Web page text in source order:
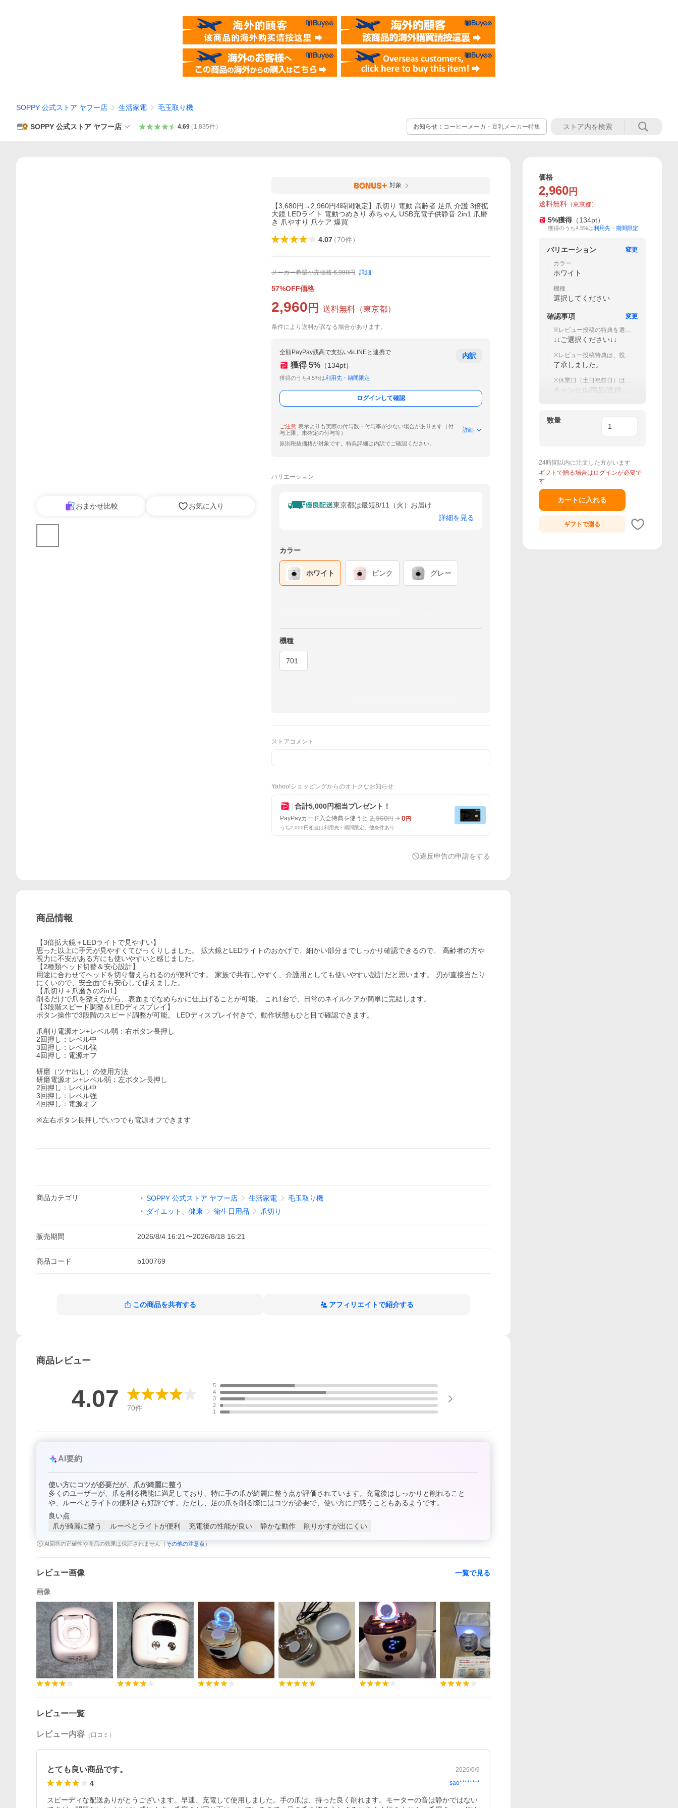
SOPPY 公式ストア ヤフー店 生活家電 毛玉取り機
SOPPY 公式ストア ヤフー店 4.69（ 1,835件） お知らせ： コーヒーメーカ・豆乳メーカー特集
おまかせ比較 お気に入り
対象
【3,680円→2,960円4時間限定】爪切り 電動 高齢者 足爪 介護 3倍拡
大鏡 LEDライト 電動つめきり 赤ちゃん USB充電子供静音 2in1 爪磨
き 爪やすり 爪ケア 爆買
4.07（70件）
メーカー希望小売価格 6,980円 詳細
57%OFF価格
2,960 円 送料無料 （東京都）
条件により送料が異なる場合があります。
全額PayPay残高で支払い&LINEと連携で
獲得 5% （134pt）
獲得のうち4.5%は利用先・期間限定
内訳
ログインして確認
ご注意 表示よりも実際の付与数・付与率が少ない場合があります（付
与上限、未確定の付与等）
詳細
原則税抜価格が対象です。特典詳細は内訳でご確認ください。
バリエーション
東京都は最短8/11（火）お届け
詳細を見る
カラー
ホワイト ピンク グレー
機種
701
ストアコメント
Yahoo!ショッピングからのオトクなお知らせ
合計5,000円相当プレゼント！
PayPayカード入会特典を使うと 2,960円 0円
うち2,000円相当は利用先・期間限定。他条件あり
違反申告の申請をする
商品情報
【3倍拡大鏡＋LEDライトで見やすい】
思った以上に手元が見やすくてびっくりしました。 拡大鏡とLEDライトのおかげで、細かい部分までしっかり確認できるので、 高齢者の方や
視力に不安がある方にも使いやすいと感じました。
【2種類ヘッド切替＆安心設計】
用途に合わせてヘッドを切り替えられるのが便利です。 家族で共有しやすく、介護用としても使いやすい設計だと思います。 刃が直接当たり
にくいので、安全面でも安心して使えました。
【爪切り＋爪磨きの2in1】
削るだけで爪を整えながら、表面までなめらかに仕上げることが可能。 これ1台で、日常のネイルケアが簡単に完結します。
【3段階スピード調整＆LEDディスプレイ】
ボタン操作で3段階のスピード調整が可能。 LEDディスプレイ付きで、動作状態もひと目で確認できます。
爪削り電源オン+レベル弱：右ボタン長押し
2回押し：レベル中
3回押し：レベル強
4回押し：電源オフ
研磨（ツヤ出し）の使用方法
研磨電源オン+レベル弱：左ボタン長押し
2回押し：レベル中
3回押し：レベル強
4回押し：電源オフ
※左右ボタン長押しでいつでも電源オフできます
商品カテゴリ SOPPY 公式ストア ヤフー店 生活家電
毛玉取り機
ダイエット、健康
衛生日用品 爪切り
販売期間 2026/8/4 16:21 〜2026/8/18 16:21
商品コード b100769
この商品を共有する アフィリエイトで紹介する
商品レビュー
4.07 70件
5
4
3
2
1
AI要約
使い方にコツが必要だが、爪が綺麗に整う
多くのユーザーが、爪を削る機能に満足しており、特に手の爪が綺麗に整う点が評価されています。充電後はしっかりと削れること
や、ルーペとライトの便利さも好評です。ただし、足の爪を削る際にはコツが必要で、使い方に戸惑うこともあるようです。
良い点
爪が綺麗に整う
ルーペとライトが便利 充電後の性能が良い 静かな動作 削りかすが出にくい
AI回答の正確性や商品の効果は保証されません（ その他の注意点 ）
レビュー画像 一覧で見る
画像
レビュー一覧
レビュー内容 （口コミ）
とても良い商品です。 2026/6/9
4 sao********
スピーディな配送ありがとうございます。早速、充電して使用しました。手の爪は、持った良く削れます。モーターの音は静かではない
価格
2,960 円
送料無料 （東京都）
5%獲得 （134pt）
獲得のうち4.5%は利用先・期間限定
バリエーション
変更
カラー
ホワイト
機種
選択してください
確認事項
変更
※レビュー投稿の特典を選択
してください。
↓↓ご選択ください↓↓
※レビュー投稿特典は、投稿
後当社にご連絡頂いた方の
み対象
了承しました。
※休業日（土日祝祭日）は以
下のご依頼に関しては対応
キャンセル/商品/送付先
数量
24時間以内に注文した方がいます
ギフトで贈る場合はログインが必要で
す
カートに入れる
ギフトで贈る